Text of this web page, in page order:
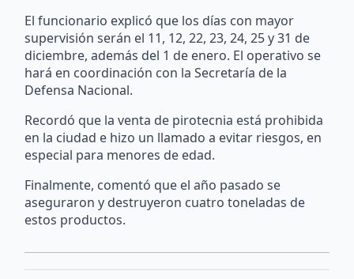
El funcionario explicó que los días con mayor
supervisión serán el 11, 12, 22, 23, 24, 25 y 31 de
diciembre, además del 1 de enero. El operativo se
hará en coordinación con la Secretaría de la
Defensa Nacional.
Recordó que la venta de pirotecnia está prohibida
en la ciudad e hizo un llamado a evitar riesgos, en
especial para menores de edad.
Finalmente, comentó que el año pasado se
aseguraron y destruyeron cuatro toneladas de
estos productos.